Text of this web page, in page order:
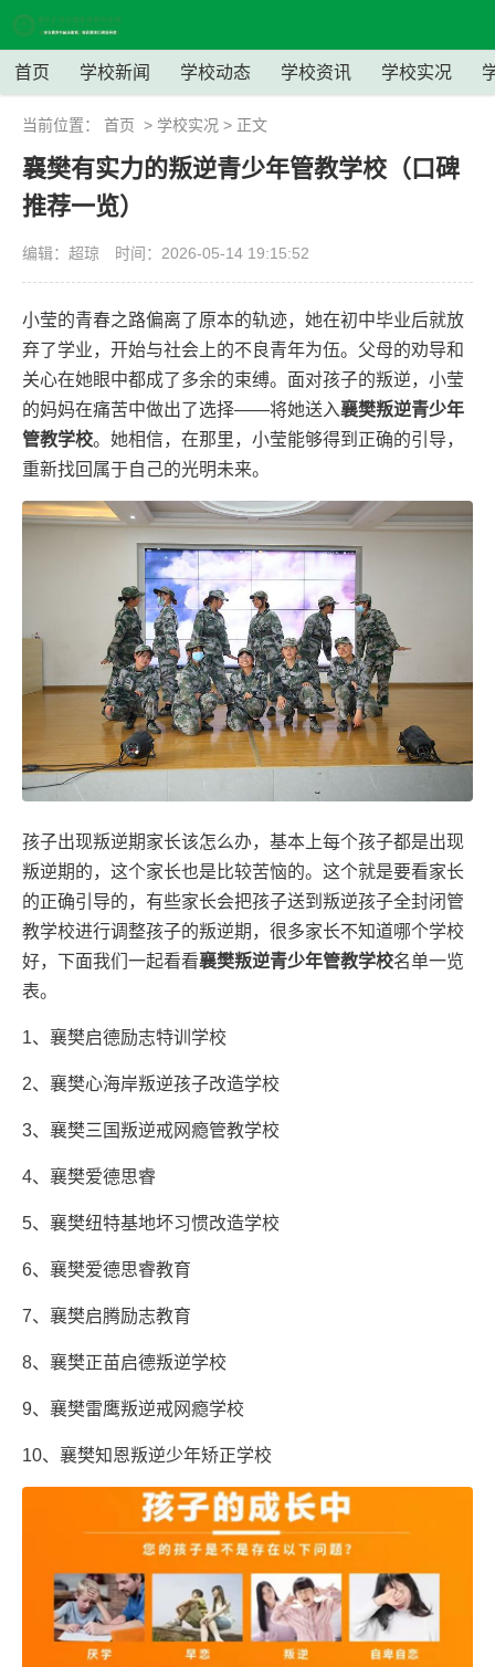
首页 学校新闻 学校动态 学校资讯 学校实况
当前位置： 首页 > 学校实况 > 正文
襄樊有实力的叛逆青少年管教学校（口碑
推荐一览）
编辑：超琼 时间：2026-05-14 19:15:52
小莹的青春之路偏离了原本的轨迹，她在初中毕业后就放
弃了学业，开始与社会上的不良青年为伍。父母的劝导和
关心在她眼中都成了多余的束缚。面对孩子的叛逆，小莹
的妈妈在痛苦中做出了选择——将她送入襄樊叛逆青少年
管教学校。她相信，在那里，小莹能够得到正确的引导，
重新找回属于自己的光明未来。
孩子出现叛逆期家长该怎么办，基本上每个孩子都是出现
叛逆期的，这个家长也是比较苦恼的。这个就是要看家长
的正确引导的，有些家长会把孩子送到叛逆孩子全封闭管
教学校进行调整孩子的叛逆期，很多家长不知道哪个学校
好，下面我们一起看看襄樊叛逆青少年管教学校名单一览
表。
1、襄樊启德励志特训学校
2、襄樊心海岸叛逆孩子改造学校
3、襄樊三国叛逆戒网瘾管教学校
4、襄樊爱德思睿
5、襄樊纽特基地坏习惯改造学校
6、襄樊爱德思睿教育
7、襄樊启腾励志教育
8、襄樊正苗启德叛逆学校
9、襄樊雷鹰叛逆戒网瘾学校
10、襄樊知恩叛逆少年矫正学校